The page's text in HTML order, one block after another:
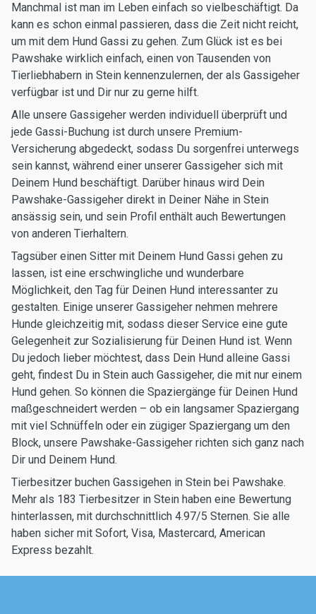
Manchmal ist man im Leben einfach so vielbeschäftigt. Da
kann es schon einmal passieren, dass die Zeit nicht reicht,
um mit dem Hund Gassi zu gehen. Zum Glück ist es bei
Pawshake wirklich einfach, einen von Tausenden von
Tierliebhabern in Stein kennenzulernen, der als Gassigeher
verfügbar ist und Dir nur zu gerne hilft.
Alle unsere Gassigeher werden individuell überprüft und
jede Gassi-Buchung ist durch unsere Premium-
Versicherung abgedeckt, sodass Du sorgenfrei unterwegs
sein kannst, während einer unserer Gassigeher sich mit
Deinem Hund beschäftigt. Darüber hinaus wird Dein
Pawshake-Gassigeher direkt in Deiner Nähe in Stein
ansässig sein, und sein Profil enthält auch Bewertungen
von anderen Tierhaltern.
Tagsüber einen Sitter mit Deinem Hund Gassi gehen zu
lassen, ist eine erschwingliche und wunderbare
Möglichkeit, den Tag für Deinen Hund interessanter zu
gestalten. Einige unserer Gassigeher nehmen mehrere
Hunde gleichzeitig mit, sodass dieser Service eine gute
Gelegenheit zur Sozialisierung für Deinen Hund ist. Wenn
Du jedoch lieber möchtest, dass Dein Hund alleine Gassi
geht, findest Du in Stein auch Gassigeher, die mit nur einem
Hund gehen. So können die Spaziergänge für Deinen Hund
maßgeschneidert werden – ob ein langsamer Spaziergang
mit viel Schnüffeln oder ein zügiger Spaziergang um den
Block, unsere Pawshake-Gassigeher richten sich ganz nach
Dir und Deinem Hund.
Tierbesitzer buchen Gassigehen in Stein bei Pawshake.
Mehr als 183 Tierbesitzer in Stein haben eine Bewertung
hinterlassen, mit durchschnittlich 4.97/5 Sternen. Sie alle
haben sicher mit Sofort, Visa, Mastercard, American
Express bezahlt.